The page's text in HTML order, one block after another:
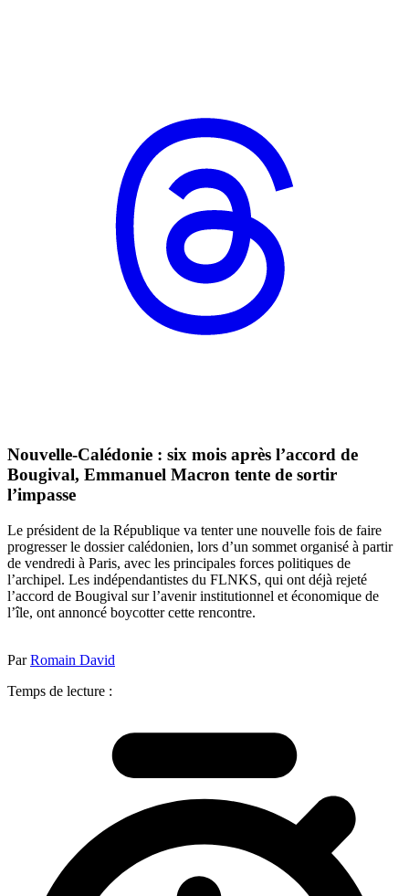
Nouvelle-Calédonie : six mois après l’accord de
Bougival, Emmanuel Macron tente de sortir
l’impasse
Le président de la République va tenter une nouvelle fois de faire
progresser le dossier calédonien, lors d’un sommet organisé à partir
de vendredi à Paris, avec les principales forces politiques de
l’archipel. Les indépendantistes du FLNKS, qui ont déjà rejeté
l’accord de Bougival sur l’avenir institutionnel et économique de
l’île, ont annoncé boycotter cette rencontre.
ParRomain David
Temps de lecture :